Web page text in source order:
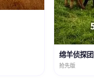
绵羊侦探团
抢先版